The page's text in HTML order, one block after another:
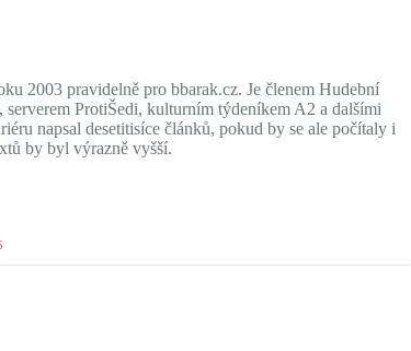
2003 pravidelně pro bbarak.cz. Je členem Hudební
ProtiŠedi, kulturním týdeníkem A2 a dalšími
napsal desetitisíce článků, pokud by se ale počítaly i
by byl výrazně vyšší.